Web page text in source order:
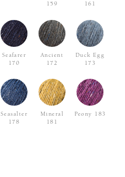
159
161
Seafarer
170
Ancient
172
Duck Egg
173
Seasalter
178
Mineral
181
Peony 183